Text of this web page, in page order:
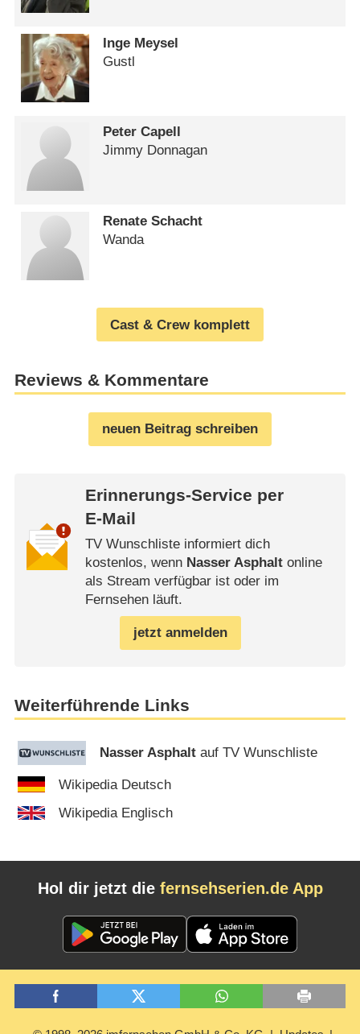
Inge Meysel
Gustl
Peter Capell
Jimmy Donnagan
Renate Schacht
Wanda
Cast & Crew komplett
Reviews & Kommentare
neuen Beitrag schreiben
Erinnerungs-Service per
E-Mail
TV Wunschliste informiert dich
kostenlos, wenn Nasser Asphaltonline
als Stream verfügbar ist oder im
Fernsehen läuft.
jetzt anmelden
Weiterführende Links
Nasser Asphalt auf TV Wunschliste
Wikipedia Deutsch
Wikipedia Englisch
Hol dir jetzt die fernsehserien.de App